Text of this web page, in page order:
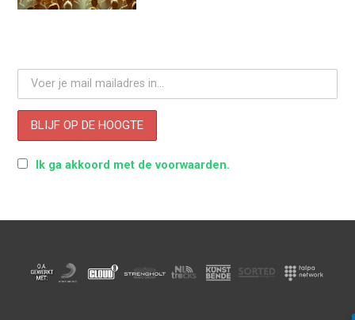
Ik ga akkoord met de voorwaarden.